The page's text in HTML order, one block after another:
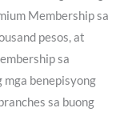
Membership sa
pesos, at
sa
mga benepisyong
sa buong